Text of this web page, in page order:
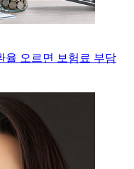
율 오르면 보험료 부담